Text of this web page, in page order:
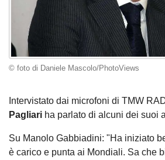
© foto di Daniele Mascolo/PhotoViews
Intervistato dai microfoni di TMW
Pagliari ha parlato di alcuni dei suoi
Su Manolo Gabbiadini: "Ha iniziato
è carico e punta ai Mondiali. Sa che